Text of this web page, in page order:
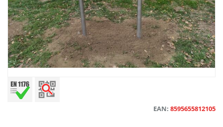
EAN: 8595655812105